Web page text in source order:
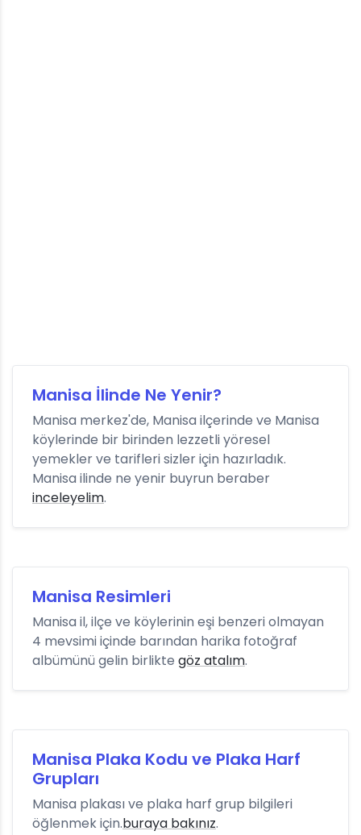
Manisa İlinde Ne Yenir?
Manisa merkez'de, Manisa ilçerinde ve Manisa
köylerinde bir birinden lezzetli yöresel
yemekler ve tarifleri sizler için hazırladık.
Manisa ilinde ne yenir buyrun beraber
inceleyelim.
Manisa Resimleri
Manisa il, ilçe ve köylerinin eşi benzeri olmayan
4 mevsimi içinde barından harika fotoğraf
albümünü gelin birlikte göz atalım.
Manisa Plaka Kodu ve Plaka Harf
Grupları
Manisa plakası ve plaka harf grup bilgileri
öğlenmek için.buraya bakınız.